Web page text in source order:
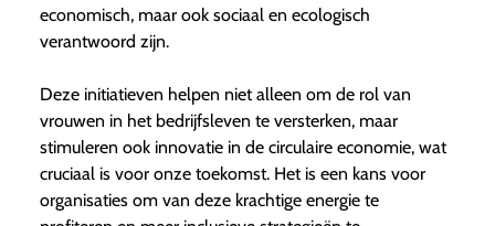
economisch, maar ook sociaal en ecologisch
verantwoord zijn.
Deze initiatieven helpen niet alleen om de rol van
vrouwen in het bedrijfsleven te versterken, maar
stimuleren ook innovatie in de circulaire economie, wat
cruciaal is voor onze toekomst. Het is een kans voor
organisaties om van deze krachtige energie te